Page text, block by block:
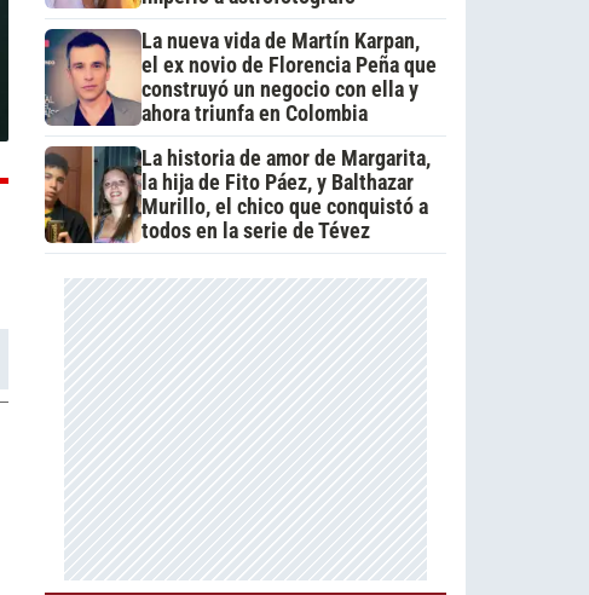
La nueva vida de Martín Karpan,
el ex novio de Florencia Peña que
construyó un negocio con ella y
ahora triunfa en Colombia
La historia de amor de Margarita,
la hija de Fito Páez, y Balthazar
Murillo, el chico que conquistó a
todos en la serie de Tévez